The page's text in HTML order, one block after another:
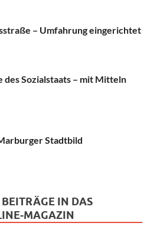
­– Umfahrung eingerichtet
des Sozialstaats – mit Mitteln
Stadtbild
IN DAS
MAGAZIN